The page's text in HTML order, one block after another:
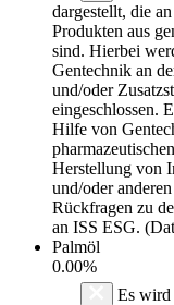
dargestellt, die
Produkten aus
sind. Hierbei
Gentechnik an
und/oder
eingeschlossen.
Hilfe von
Herstellung von
und/oder
Rückfragen zu
an ISS ESG.
Palmöl
0.00%
Es wird